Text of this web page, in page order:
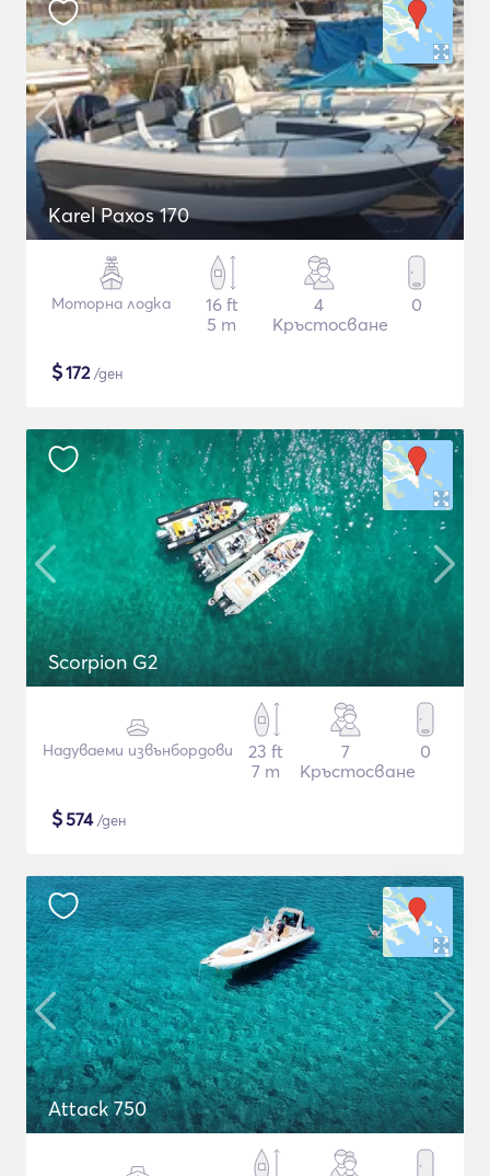
Karel Paxos 170
Моторна лодка
16 ft
5 m
4
Кръстосване
0
$172/ден
Scorpion G2
Надуваеми извънбордови
23 ft
7 m
7
Кръстосване
0
$574/ден
Attack 750